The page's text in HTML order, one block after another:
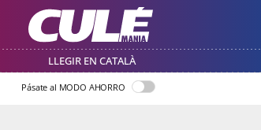
LLEGIR EN CATALÀ
Pásate al MODO AHORRO